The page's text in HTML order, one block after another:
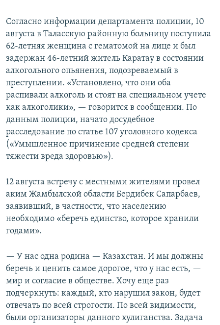
Согласно информации департамента полиции, 10
августа в Таласскую районную больницу поступила
62-летняя женщина с гематомой на лице и был
задержан 46-летний житель Каратау в состоянии
алкогольного опьянения, подозреваемый в
преступлении. «Установлено, что они оба
распивали алкоголь и стоят на специальном учете
как алкоголики», — говорится в сообщении. По
данным полиции, начато досудебное
расследование по статье 107 уголовного кодекса
(«Умышленное причинение средней степени
тяжести вреда здоровью»).
12 августа встречу с местными жителями провел
аким Жамбылской области Бердибек Сапарбаев,
заявивший, в частности, что населению
необходимо «беречь единство, которое хранили
годами».
— У нас одна родина — Казахстан. И мы должны
беречь и ценить самое дорогое, что у нас есть, —
мир и согласие в обществе. Хочу еще раз
подчеркнуть: каждый, кто нарушил закон, будет
отвечать по всей строгости. По всей видимости,
были организаторы данного хулиганства. Задача